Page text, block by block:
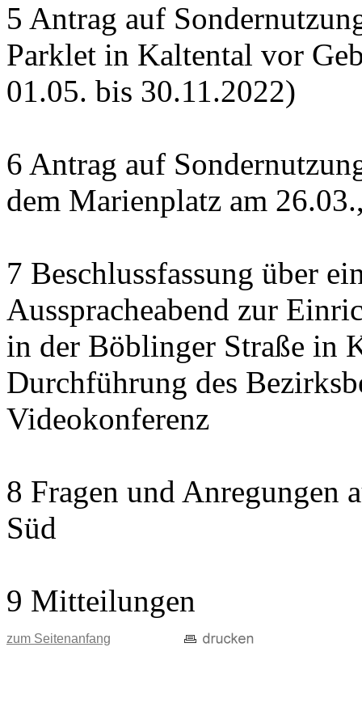
5 Antrag auf
Parklet in Kaltental vor
01.05. bis 30.11.2022)
6 Antrag auf
dem Marienplatz am
7 Beschlussfassung über
Ausspracheabend zur
in der Böblinger Straße in
Durchführung des
Videokonferenz
8 Fragen und Anregungen
Süd
9 Mitteilungen
zum Seitenanfang